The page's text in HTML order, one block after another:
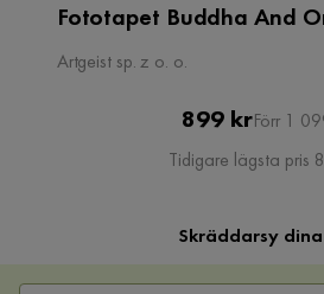
Fototapet Buddha And
Artgeist sp. z o. o.
Pris
899 kr
Pris
Förr 1
Tidigare lägsta pris
Skräddarsy